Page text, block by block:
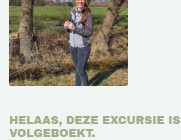
HELAAS, DEZE EXCURSIE IS
VOLGEBOEKT.